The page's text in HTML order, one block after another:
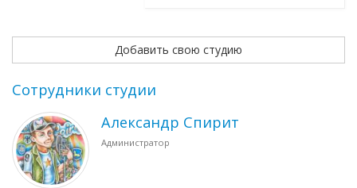
Добавить свою студию
Сотрудники студии
Александр Спирит
Администратор